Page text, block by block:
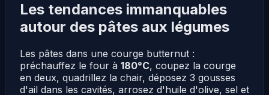
Les tendances immanquables
autour des pâtes aux légumes
Les pâtes dans une courge butternut :
préchauffez le four à 180°C, coupez la courge
en deux, quadrillez la chair, déposez 3 gousses
d'ail dans les cavités, arrosez d'huile d'olive, sel et